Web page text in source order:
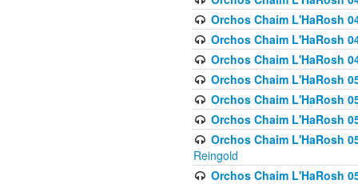
Orchos Chaim L'HaRosh
Orchos Chaim L'HaRosh
Orchos Chaim L'HaRosh
Orchos Chaim L'HaRosh
Orchos Chaim L'HaRosh
Orchos Chaim L'HaRosh
Orchos Chaim L'HaRosh
Reingold
Orchos Chaim L'HaRosh